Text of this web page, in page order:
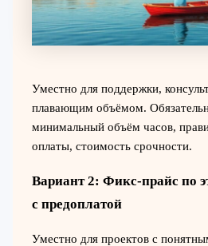
Уместно для поддержки,
плавающим объёмом.
минимальный объём часов,
оплаты, стоимость срочности.
Вариант 2: Фикс‑прайс по
с предоплатой
Уместно для проектов с